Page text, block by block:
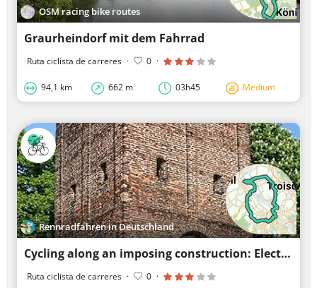
OSM racing bike routes
Graurheindorf mit dem Fahrrad
Ruta ciclista de carreres · 0 ·
94,1 km 662 m 03h45 Medium
Rennradfahren in Deutschland
Cycling along an imposing construction: Electoral Palace
Ruta ciclista de carreres · 0 ·